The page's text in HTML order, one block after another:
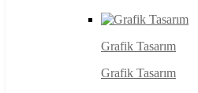
Grafik Tasarım
Grafik Tasarım